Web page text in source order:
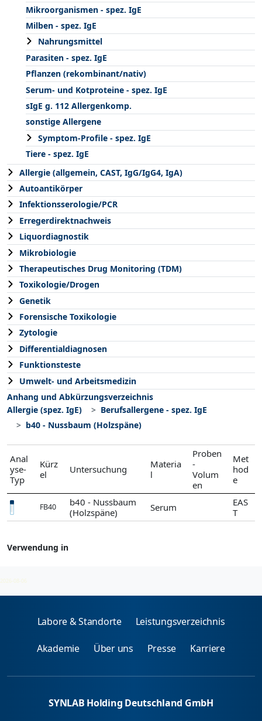
Mikroorganismen - spez. IgE
Milben - spez. IgE
Nahrungsmittel
Parasiten - spez. IgE
Pflanzen (rekombinant/nativ)
Serum- und Kotproteine - spez. IgE
sIgE g. 112 Allergenkomp.
sonstige Allergene
Symptom-Profile - spez. IgE
Tiere - spez. IgE
Allergie (allgemein, CAST, IgG/IgG4, IgA)
Autoantikörper
Infektionsserologie/PCR
Erregerdirektnachweis
Liquordiagnostik
Mikrobiologie
Therapeutisches Drug Monitoring (TDM)
Toxikologie/Drogen
Genetik
Forensische Toxikologie
Zytologie
Differentialdiagnosen
Funktionsteste
Umwelt- und Arbeitsmedizin
Anhang und Abkürzungsverzeichnis
Allergie (spez. IgE)
Berufsallergene - spez. IgE
b40 - Nussbaum (Holzspäne)
Anal
yse-
Typ
Kürz
el
Untersuchung
Materia
l
Proben
-
Volum
en
Met
hod
e
FB40
b40 - Nussbaum
(Holzspäne)
Serum
EAS
T
Verwendung in
2026-08-06
Labore & Standorte Leistungsverzeichnis
Akademie Über uns Presse Karriere
SYNLAB Holding Deutschland GmbH